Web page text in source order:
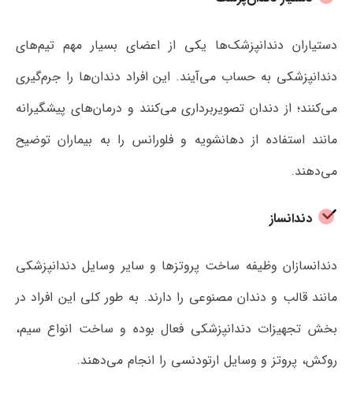
دستیاران دندانپزشک‌ها یکی از اعضای بسیار مهم تیم‌های
دندانپزشکی به حساب می‌آیند. این افراد دندان‌ها را جرم‌گیری
می‌کنند؛ از دندان تصویربرداری می‌کنند و درمان‌های پیشگیرانه
مانند استفاده از دهانشویه و فلورانس را به بیماران توضیح
می‌دهند.
دندانساز
دندانسازان وظیفه ساخت پروتز‌ها و سایر وسایل دندانپزشکی
مانند قالب و دندان مصنوعی را دارند. به طور کلی این افراد در
بخش تجهیزات دندانپزشکی فعال بوده و ساخت انواع سیم،
روکش، پروتز و وسایل ارتودنسی را انجام می‌دهند.